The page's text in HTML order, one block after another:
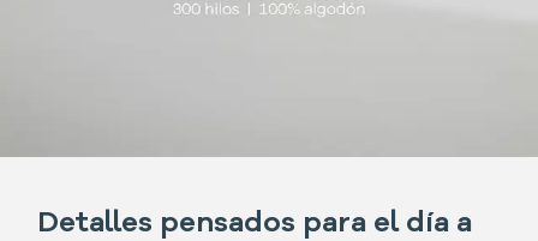
Detalles pensados para el día a